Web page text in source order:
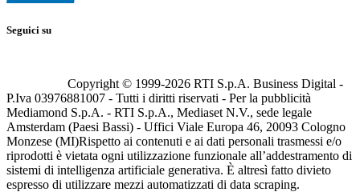
Seguici su
Copyright © 1999-2026 RTI S.p.A. Business Digital -
P.Iva 03976881007 - Tutti i diritti riservati - Per la pubblicità
Mediamond S.p.A. - RTI S.p.A., Mediaset N.V., sede legale
Amsterdam (Paesi Bassi) - Uffici Viale Europa 46, 20093 Cologno
Monzese (MI)Rispetto ai contenuti e ai dati personali trasmessi e/o
riprodotti è vietata ogni utilizzazione funzionale all’addestramento di
sistemi di intelligenza artificiale generativa. È altresì fatto divieto
espresso di utilizzare mezzi automatizzati di data scraping.